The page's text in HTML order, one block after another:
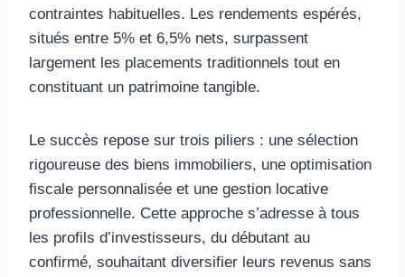
contraintes habituelles. Les rendements espérés,
situés entre 5% et 6,5% nets, surpassent
largement les placements traditionnels tout en
constituant un patrimoine tangible.
Le succès repose sur trois piliers : une sélection
rigoureuse des biens immobiliers, une optimisation
fiscale personnalisée et une gestion locative
professionnelle. Cette approche s’adresse à tous
les profils d’investisseurs, du débutant au
confirmé, souhaitant diversifier leurs revenus sans